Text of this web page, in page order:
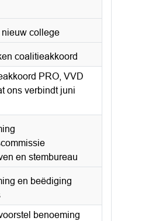
college
coalitieakkoord
PRO, VVD
ons verbindt juni
en stembureau
en beëdiging
benoeming